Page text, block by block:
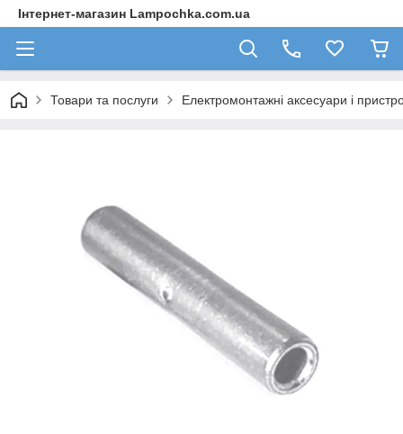
Інтернет-магазин Lampochka.com.ua
Товари та послуги Електромонтажні аксесуари і